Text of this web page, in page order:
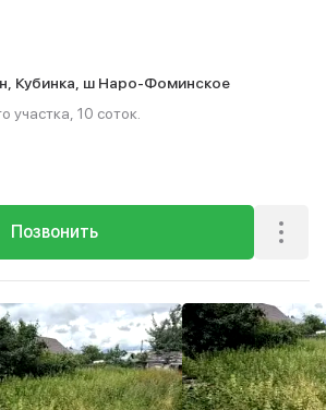
Кубинка, ш Наро-Фоминское
10 соток.
Позвонить